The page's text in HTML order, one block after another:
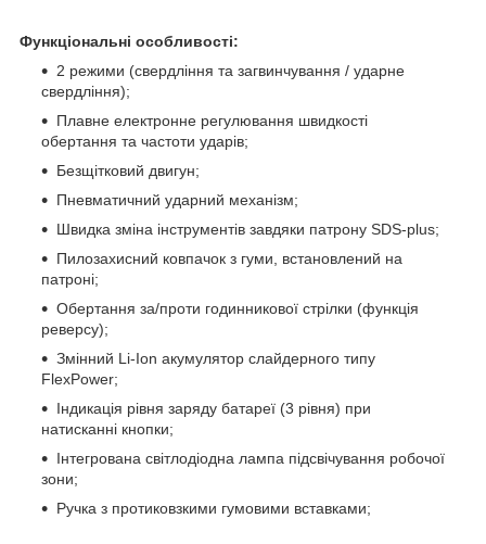
Функціональні особливості:
2 режими (свердління та загвинчування / ударне
свердління);
Плавне електронне регулювання швидкості
обертання та частоти ударів;
Безщітковий двигун;
Пневматичний ударний механізм;
Швидка зміна інструментів завдяки патрону SDS-plus;
Пилозахисний ковпачок з гуми, встановлений на
патроні;
Обертання за/проти годинникової стрілки (функція
реверсу);
Змінний Li-Ion акумулятор слайдерного типу
FlexPower;
Індикація рівня заряду батареї (3 рівня) при
натисканні кнопки;
Інтегрована світлодіодна лампа підсвічування робочої
зони;
Ручка з протиковзкими гумовими вставками;